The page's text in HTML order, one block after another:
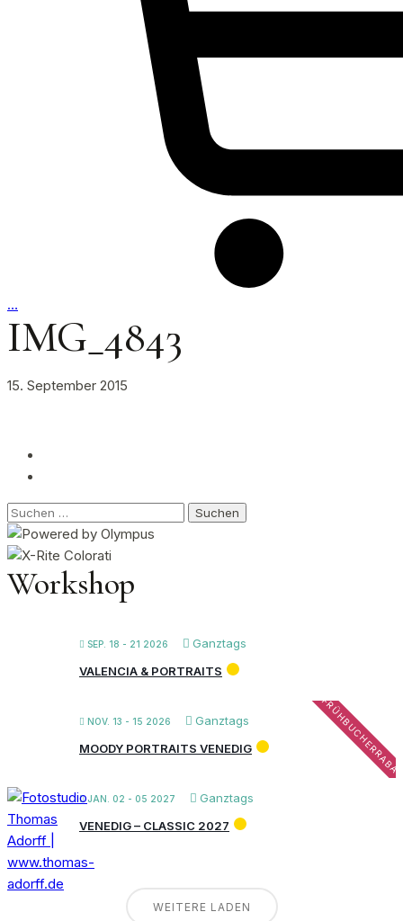
…
IMG_4843
15. September 2015
Suchen
nach:
Workshop
SEP. 18 - 21 2026
Ganztags
VALENCIA & PORTRAITS
NOV. 13 - 15 2026 Ganztags
MOODY PORTRAITS VENEDIG
JAN. 02 - 05 2027
Ganztags
VENEDIG – CLASSIC 2027
WEITERE LADEN